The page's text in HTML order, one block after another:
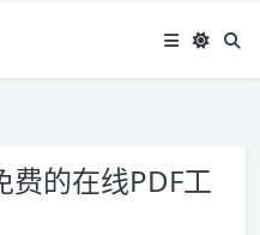
费的在线PDF工